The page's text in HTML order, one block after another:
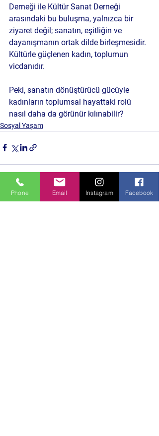
Derneği ile Kültür Sanat Derneği
arasındaki bu buluşma, yalnızca bir
ziyaret değil; sanatın, eşitliğin ve
dayanışmanın ortak dilde birleşmesidir.
Kültürle güçlenen kadın, toplumun
vicdanıdır.
Peki, sanatın dönüştürücü gücüyle
kadınların toplumsal hayattaki rolü
nasıl daha da görünür kılınabilir?
Sosyal Yaşam
Hepsini Gör
Phone Email Instagram Facebook